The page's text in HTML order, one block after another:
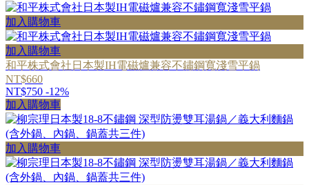
加入購物車
加入購物車
和平株式會社日本製IH電磁爐兼容不鏽鋼寬淺雪平鍋
NT$660
NT$750 -12%
加入購物車
加入購物車